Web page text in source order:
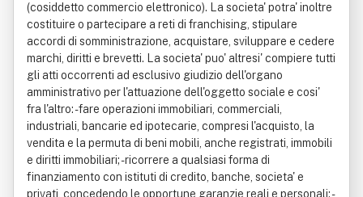
(cosiddetto commercio elettronico). La societa' potra' inoltre
costituire o partecipare a reti di franchising, stipulare
accordi di somministrazione, acquistare, sviluppare e cedere
marchi, diritti e brevetti. La societa' puo' altresi' compiere tutti
gli atti occorrenti ad esclusivo giudizio dell'organo
amministrativo per l'attuazione dell'oggetto sociale e cosi'
fra l'altro: - fare operazioni immobiliari, commerciali,
industriali, bancarie ed ipotecarie, compresi l'acquisto, la
vendita e la permuta di beni mobili, anche registrati, immobili
e diritti immobiliari; - ricorrere a qualsiasi forma di
finanziamento con istituti di credito, banche, societa' e
privati, concedendo le opportune garanzie reali e personali; -